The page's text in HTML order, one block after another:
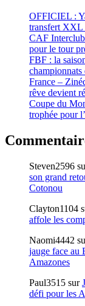
OFFICIEL :
transfert XXL
CAF
pour le tour
FBF : la
championnats
France –
rêve devient
Coupe du
trophée pour
Steven2596
son grand
Cotonou
Clayton1104
affole les
Naomi4442
jauge face au
Amazones
Paul3515 sur
défi pour les